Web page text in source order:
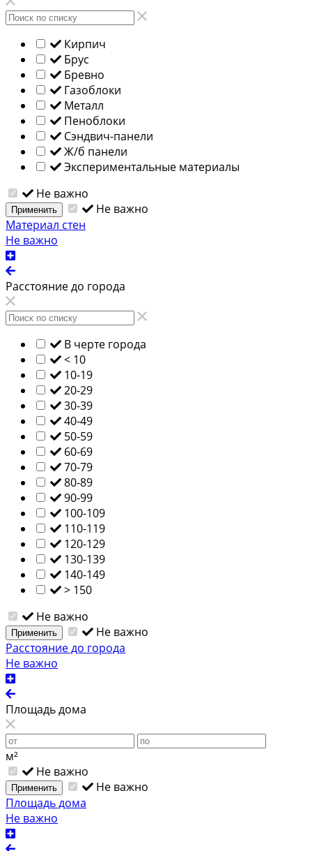
Кирпич
Брус
Бревно
Газоблоки
Металл
Пеноблоки
Сэндвич-панели
Ж/б панели
Экспериментальные материалы
Не важно
Применить
Не важно
Материал стен
Не важно
Расстояние до города
В черте города
< 10
10-19
20-29
30-39
40-49
50-59
60-69
70-79
80-89
90-99
100-109
110-119
120-129
130-139
140-149
> 150
Не важно
Применить
Не важно
Расстояние до города
Не важно
Площадь дома
м²
Не важно
Применить
Не важно
Площадь дома
Не важно